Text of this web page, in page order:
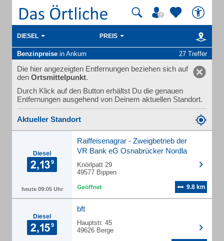
DIESEL PREIS
Benzinpreise in Ankum 27 Treffer
Die hier angezeigten Entfernungen beziehen sich auf
den Ortsmittelpunkt.
Durch Klick auf den Button erhältst Du die genauen
Entfernungen ausgehend von Deinem aktuellen Standort.
Aktueller Standort
Diesel
heute 09:05 Uhr
Raiffeisenagrar - Zweigbetrieb der
VR Bank eG Osnabrücker Nordla
Knörlpatt 29
49577 Bippen
9.8 km
Diesel
bft
Hauptstr. 45
49626 Berge